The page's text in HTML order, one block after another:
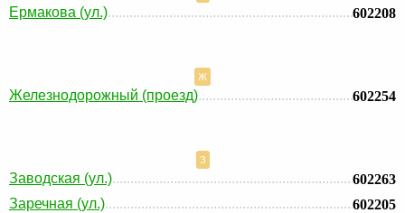
Ермакова (ул.) 602208
Ж
Железнодорожный (проезд) 602254
З
Заводская (ул.)
602263
Заречная (ул.)
602205